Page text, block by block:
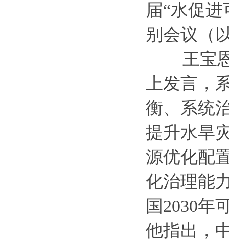
届“水促
别会议（
王宝恩
上发言，
衡、系统
提升水旱
源优化配
化治理能
国2030年
他指出，